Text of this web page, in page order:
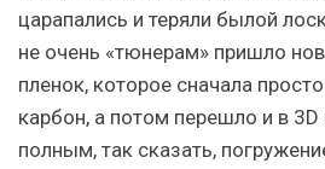
царапались и теряли былой
не очень «тюнерам» пришло
пленок, которое сначала
карбон, а потом перешло и в
полным, так сказать,